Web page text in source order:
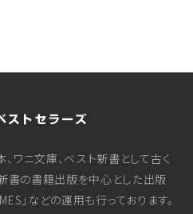
ワニ文庫、ベスト新書として古く
書の書籍出版を中心とした出版
」などの運用も行っております。